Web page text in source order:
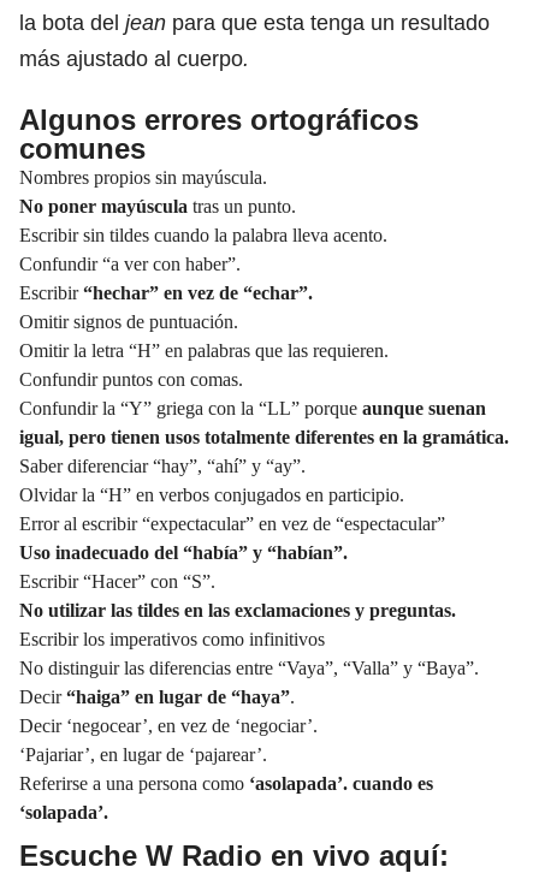
la bota del jean para que esta tenga un resultado
más ajustado al cuerpo.
Algunos errores ortográficos
comunes
Nombres propios sin mayúscula.
No poner mayúscula tras un punto.
Escribir sin tildes cuando la palabra lleva acento.
Confundir “a ver con haber”.
Escribir“hechar” en vez de “echar”.
Omitir signos de puntuación.
Omitir la letra “H” en palabras que las requieren.
Confundir puntos con comas.
Confundir la “Y” griega con la “LL” porque aunque suenan
igual, pero tienen usos totalmente diferentes en la gramática.
Saber diferenciar “hay”, “ahí” y “ay”.
Olvidar la “H” en verbos conjugados en participio.
Error al escribir “expectacular” en vez de “espectacular”
Uso inadecuado del “había” y “habían”.
Escribir “Hacer” con “S”.
No utilizar las tildes en las exclamaciones y preguntas.
Escribir los imperativos como infinitivos
No distinguir las diferencias entre “Vaya”, “Valla” y “Baya”.
Decir“haiga” en lugar de “haya”.
Decir ‘negocear’, en vez de ‘negociar’.
‘Pajariar’, en lugar de ‘pajarear’.
Referirse a una persona como ‘asolapada’. cuando es
‘solapada’.
Escuche W Radio en vivo aquí: